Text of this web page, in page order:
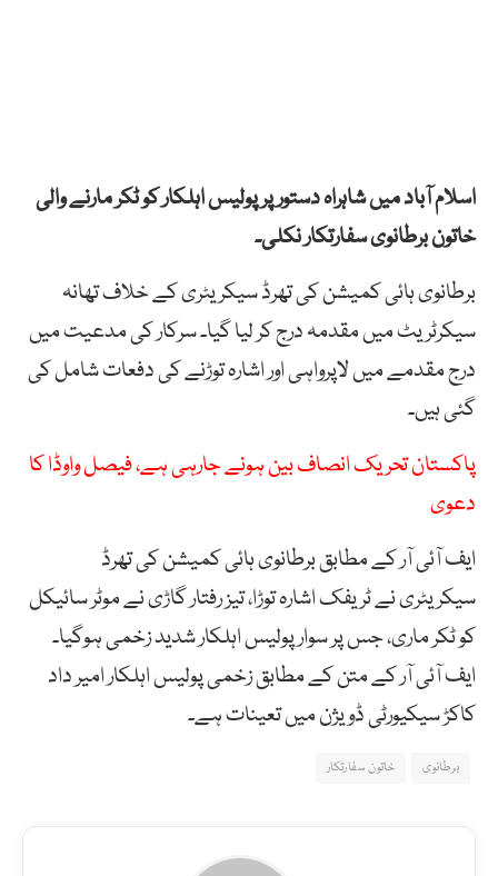
اسلام آباد میں شاہراہ دستور پر پولیس اہلکار کو ٹکر مارنے والی
خاتون برطانوی سفارتکار نکلی۔
برطانوی ہائی کمیشن کی تھرڈ سیکریٹری کے خلاف تھانہ
سیکرٹریٹ میں مقدمہ درج کر لیا گیا۔ سرکار کی مدعیت میں
درج مقدمے میں لاپرواہی اور اشارہ توڑنے کی دفعات شامل کی
گئی ہیں۔
پاکستان تحریک انصاف بین ہونے جارہی ہے، فیصل واوڈا کا
دعوی
ایف آئی آر کے مطابق برطانوی ہائی کمیشن کی تھرڈ
سیکریٹری نے ٹریفک اشارہ توڑا، تیز رفتار گاڑی نے موٹر سائیکل
کو ٹکر ماری، جس پر سوار پولیس اہلکار شدید زخمی ہوگیا۔
ایف آئی آر کے متن کے مطابق زخمی پولیس اہلکار امیر داد
کاکڑ سیکیورٹی ڈویژن میں تعینات ہے۔
برطانوی خاتون سفارتکار